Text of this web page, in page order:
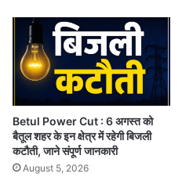
Betul Power Cut : 6 अगस्त को
बैतूल शहर के इन क्षेत्र में रहेगी बिजली
कटौती, जाने संपूर्ण जानकारी
August 5, 2026